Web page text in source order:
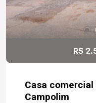
próxima a hospital,
variado e muito
para quem busca
um imóvel
R$
Casa
Campolim